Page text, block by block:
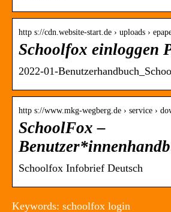
http s://cdn.website-start.de › uploads ›
Schoolfox einloggen
2022-01-
http s://www.mkg-wegberg.de › service ›
SchoolFox –
Schoolfox Infobrief Deutsch
Keywords: schoolfox login